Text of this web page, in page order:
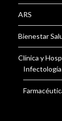
ARS
Bienestar
Clínica y
Infectología